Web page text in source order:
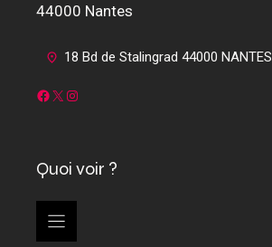
44000 Nantes
18 Bd de Stalingrad 44000 NANTES
Facebook
X Instagram
Quoi voir ?